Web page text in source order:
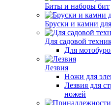
Биты и наборы бит
Бруски и камни
Для садовой
Для
Лезвия
Ножи для
Лезвия для
ножей